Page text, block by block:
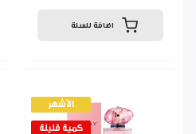
اضافة للسلة
الأشهر
كمية قليلة